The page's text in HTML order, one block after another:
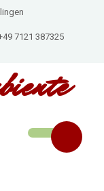
7121 387325